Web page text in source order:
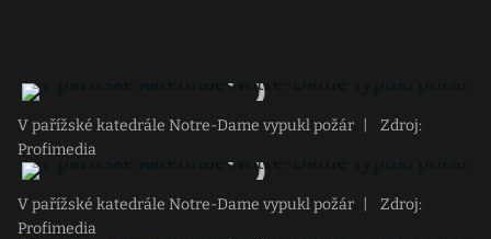
V pařížské katedrále Notre-Dame vypukl požár
Zdroj:
Profimedia
V pařížské katedrále Notre-Dame vypukl požár
Zdroj:
Profimedia